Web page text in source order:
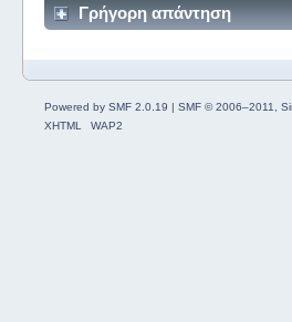
Γρήγορη απάντηση
Powered by SMF 2.0.19 | SMF © 2006–2011,
XHTML
WAP2